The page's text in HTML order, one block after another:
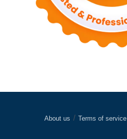
About us Terms of service